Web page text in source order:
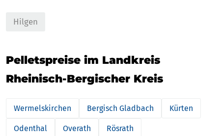
Hilgen
Pelletspreise im Landkreis
Rheinisch-Bergischer Kreis
Wermelskirchen Bergisch Gladbach Kürten
Odenthal Overath Rösrath